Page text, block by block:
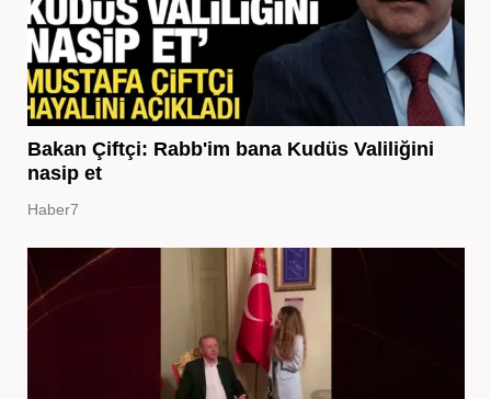
Bakan Çiftçi: Rabb'im bana Kudüs Valiliğini
nasip et
Haber7